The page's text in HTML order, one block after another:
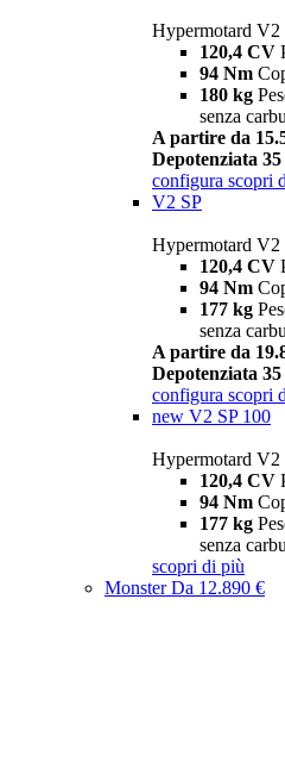
Hypermotard V2
120,4 CV
94 Nm
180 kg
senza
A partire da
Depotenziata
configura scopri
V2 SP
Hypermotard V2
120,4 CV
94 Nm
177 kg
senza
A partire da
Depotenziata
configura scopri
new V2 SP 100
Hypermotard V2
120,4 CV
94 Nm
177 kg
senza
scopri di più
MonsterDa 12.890 €